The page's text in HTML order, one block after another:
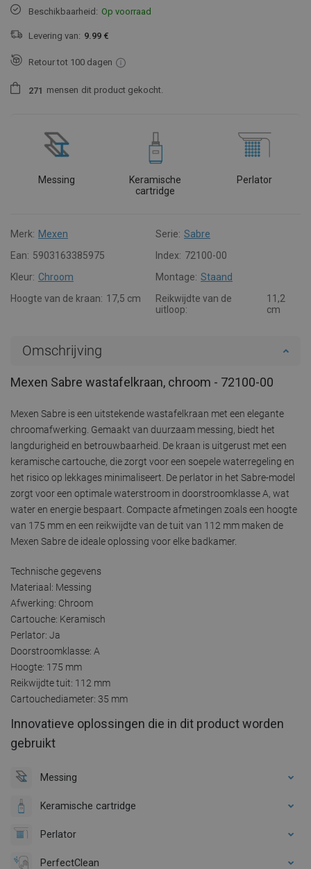
Beschikbaarheid: Op voorraad
Levering van: 9.99 €
Retour tot 100 dagen
271 mensen dit product gekocht.
Messing
Keramische
cartridge
Perlator
Merk: Mexen Serie: Sabre
Ean: 5903163385975 Index: 72100-00
Kleur: Chroom Montage: Staand
Hoogte van de kraan: 17,5 cm
Reikwijdte van de
uitloop:
11,2
cm
Omschrijving
Mexen Sabre wastafelkraan, chroom - 72100-00
Mexen Sabre is een uitstekende wastafelkraan met een elegante
chroomafwerking. Gemaakt van duurzaam messing, biedt het
langdurigheid en betrouwbaarheid. De kraan is uitgerust met een
keramische cartouche, die zorgt voor een soepele waterregeling en
het risico op lekkages minimaliseert. De perlator in het Sabre-model
zorgt voor een optimale waterstroom in doorstroomklasse A, wat
water en energie bespaart. Compacte afmetingen zoals een hoogte
van 175 mm en een reikwijdte van de tuit van 112 mm maken de
Mexen Sabre de ideale oplossing voor elke badkamer.
Technische gegevens
Materiaal: Messing
Afwerking: Chroom
Cartouche: Keramisch
Perlator: Ja
Doorstroomklasse: A
Hoogte: 175 mm
Reikwijdte tuit: 112 mm
Cartouchediameter: 35 mm
Innovatieve oplossingen die in dit product worden
gebruikt
Messing
Keramische cartridge
Perlator
PerfectClean